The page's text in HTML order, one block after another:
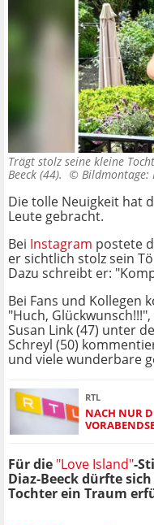
Trägt stolz seine kleine
Beeck (44). © Bildmontage:
Die tolle Neuigkeit hat
Leute gebracht.
Bei Instagram postete
er sichtlich stolz sein
Dazu schreibt er:
Bei Fans und Kollegen
"Huch,
Susan Link (47) unter
Schreyl (50)
und viele wunderbare
RTL
NACH NUR
Für die "Love Island"-
Diaz-Beeck dürfte
Tochter ein Traum